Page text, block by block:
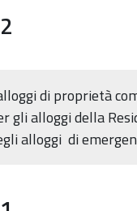
di proprietà
gli alloggi della
alloggi di